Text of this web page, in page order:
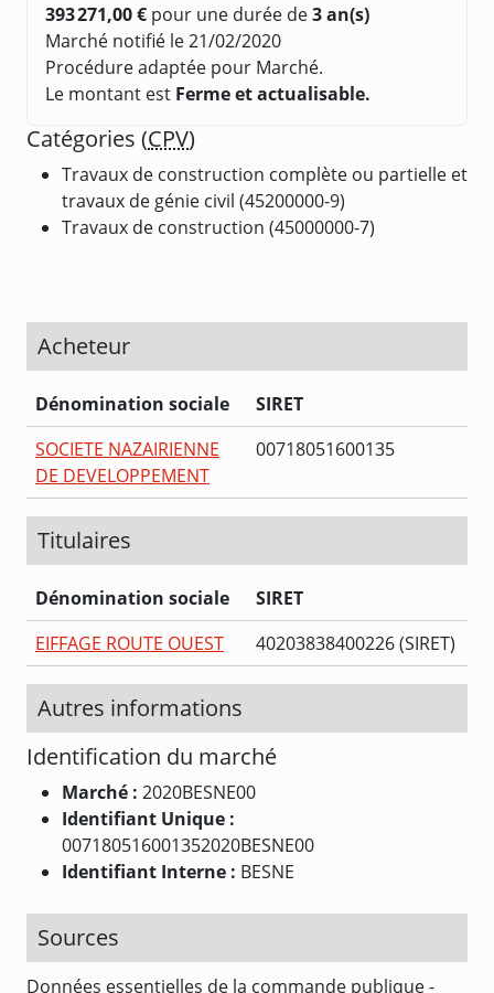
393 271,00 € pour une durée de3 an(s)
Marché notifié le 21/02/2020
Procédure adaptée pour Marché.
Le montant est Ferme et actualisable.
Catégories (CPV)
Travaux de construction complète ou partielle et
travaux de génie civil (45200000-9)
Travaux de construction (45000000-7)
Acheteur
Dénomination sociale
SIRET
SOCIETE NAZAIRIENNE
DE DEVELOPPEMENT
00718051600135
Titulaires
Dénomination sociale
SIRET
EIFFAGE ROUTE OUEST
40203838400226 (SIRET)
Autres informations
Identification du marché
Marché : 2020BESNE00
Identifiant Unique :
007180516001352020BESNE00
Identifiant Interne : BESNE
Sources
Données essentielles de la commande publique -